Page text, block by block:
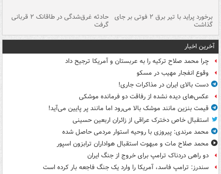
برخورد پراید با تیر برق ۲ فوتی بر جای
گذاشت
حادثه غرق‌شدگی در طاقانک ۲ قربانی
گرفت
آخرین اخبار
چرا محمد صلاح ترکیه را به عربستان و آمریکا ترجیح داد
وقوع انفجار مهیب در مسکو
دست بالای ایران در مذاکرات جاری!
عکس‌های دیده نشده از رفاقت دو فرمانده‌ موشکی
قیمت بنزین مانند موشک بالا می‌رود اما مانند پر پایین می‌آید!
استقبال خاص دخترک عراقی از زائران اربعین حسینی
محمد مرندی: پیروزی با روحیه استوار مردمی حاصل شده
محمد صلاح مات و مبهوت استقبال هواداران ترابزون اسپور
دو راهی دردناک ترامپ برای خروج از جنگ ایران
سندرز: ترامپ فاسد، آمریکا را وارد یک جنگ فاجعه بار کرده است